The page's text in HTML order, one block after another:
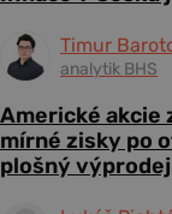
Timur
analytik BHS
Americké akcie
mírné zisky po
plošný výprodej